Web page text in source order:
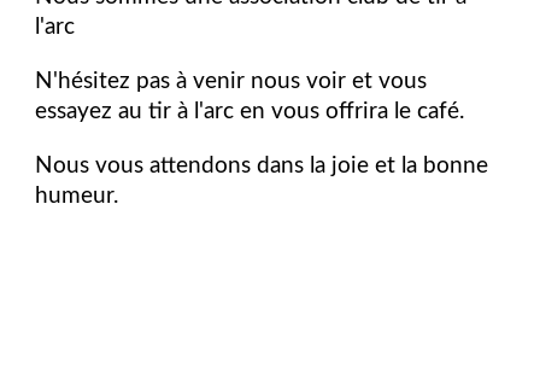
l'arc
N'hésitez pas à venir nous voir et vous
essayez au tir à l'arc en vous offrira le café.
Nous vous attendons dans la joie et la bonne
humeur.